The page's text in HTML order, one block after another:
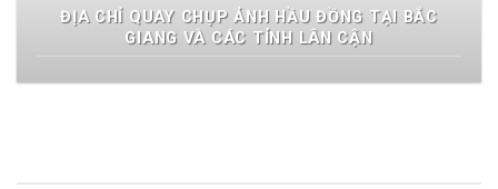
ĐỊA CHỈ QUAY CHỤP ẢNH HẦU ĐỒNG TẠI BẮC
GIANG VÀ CÁC TỈNH LÂN CẬN